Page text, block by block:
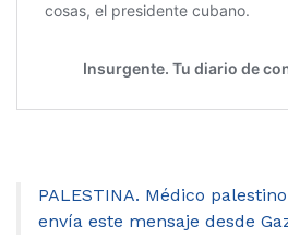
PALESTINA. Médico
envía este mensaje desde